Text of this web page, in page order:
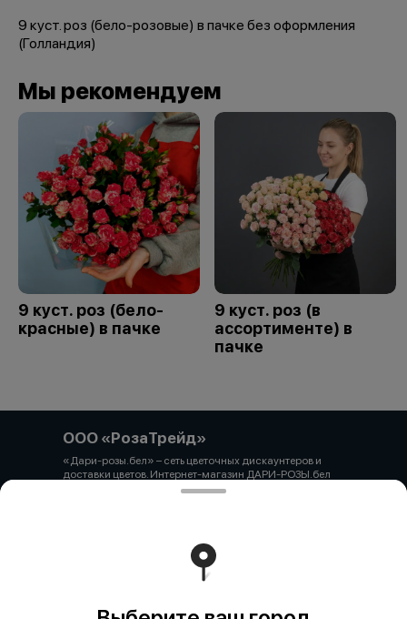
9 куст. роз (бело-розовые) в пачке без оформления
(Голландия)
Мы рекомендуем
9 куст. роз (бело-
красные) в пачке
9 куст. роз (в
ассортименте) в
пачке
ООО «РозаТрейд»
«Дари-розы.бел» – сеть цветочных дискаунтеров и
доставки цветов. Интернет-магазин ДАРИ-РОЗЫ.бел
зарегистрирован 06.12.2021 № 524431 в Торговом
выдано администрацией Первомайского района г.
Витебска от 12.10.2021 УНП 391926869 Мы принимаем
онлайн оплату. ВНИМАНИЕ перед оплатой уточняйте
наличие товара у менеджера.